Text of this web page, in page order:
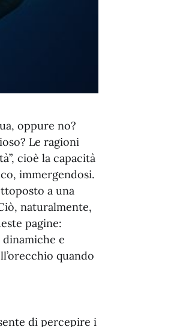
oppure no?
Le ragioni
cioè la capacità
immergendosi.
a una
naturalmente,
pagine:
e
quando
di percepire i